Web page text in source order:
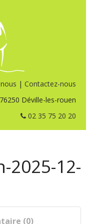
| Contactez-nous
Déville-les-rouen
02 35 75 20 20
2025-12-
(0)